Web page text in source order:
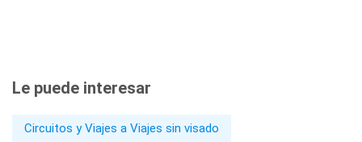
Le puede interesar
Circuitos y Viajes a Viajes sin visado